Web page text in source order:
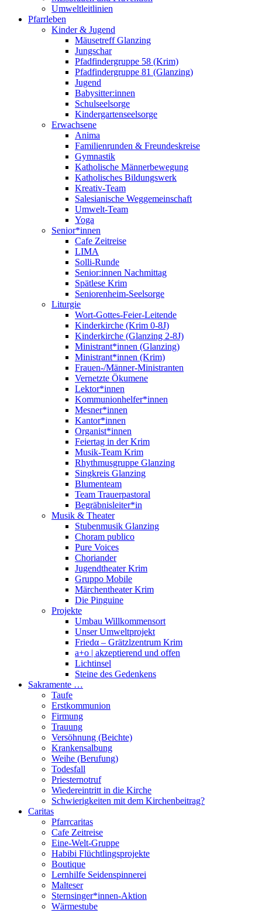
Umweltleitlinien
Pfarrleben
Kinder & Jugend
Mäusetreff Glanzing
Jungschar
Pfadfindergruppe 58 (Krim)
Pfadfindergruppe 81 (Glanzing)
Jugend
Babysitter:innen
Schulseelsorge
Kindergartenseelsorge
Erwachsene
Anima
Familienrunden & Freundeskreise
Gymnastik
Katholische Männerbewegung
Katholisches Bildungswerk
Kreativ-Team
Salesianische Weggemeinschaft
Umwelt-Team
Yoga
Senior*innen
Cafe Zeitreise
LIMA
Solli-Runde
Senior:innen Nachmittag
Spätlese Krim
Seniorenheim-Seelsorge
Liturgie
Wort-Gottes-Feier-Leitende
Kinderkirche (Krim 0-8J)
Kinderkirche (Glanzing 2-8J)
Ministrant*innen (Glanzing)
Ministrant*innen (Krim)
Frauen-/Männer-Ministranten
Vernetzte Ökumene
Lektor*innen
Kommunionhelfer*innen
Mesner*innen
Kantor*innen
Organist*innen
Feiertag in der Krim
Musik-Team Krim
Rhythmusgruppe Glanzing
Singkreis Glanzing
Blumenteam
Team Trauerpastoral
Begräbnisleiter*in
Musik & Theater
Stubenmusik Glanzing
Choram publico
Pure Voices
Choriander
Jugendtheater Krim
Gruppo Mobile
Märchentheater Krim
Die Pinguine
Projekte
Umbau Willkommensort
Unser Umweltprojekt
Friedα – Grätzlzentrum Krim
a+o | akzeptierend und offen
Lichtinsel
Steine des Gedenkens
Sakramente …
Taufe
Erstkommunion
Firmung
Trauung
Versöhnung (Beichte)
Krankensalbung
Weihe (Berufung)
Todesfall
Priesternotruf
Wiedereintritt in die Kirche
Schwierigkeiten mit dem Kirchenbeitrag?
Caritas
Pfarrcaritas
Cafe Zeitreise
Eine-Welt-Gruppe
Habibi Flüchtlingsprojekte
Boutique
Lernhilfe Seidenspinnerei
Malteser
Sternsinger*innen-Aktion
Wärmestube